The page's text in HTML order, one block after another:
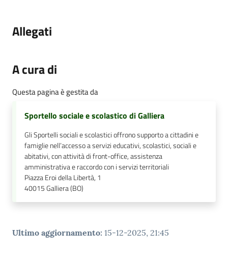
Allegati
A cura di
Questa pagina è gestita da
Sportello sociale e scolastico di Galliera
Gli Sportelli sociali e scolastici offrono supporto a cittadini e
famiglie nell’accesso a servizi educativi, scolastici, sociali e
abitativi, con attività di front-office, assistenza
amministrativa e raccordo con i servizi territoriali
Piazza Eroi della Libertà, 1
40015Galliera (BO)
Ultimo aggiornamento: 15-12-2025, 21:45